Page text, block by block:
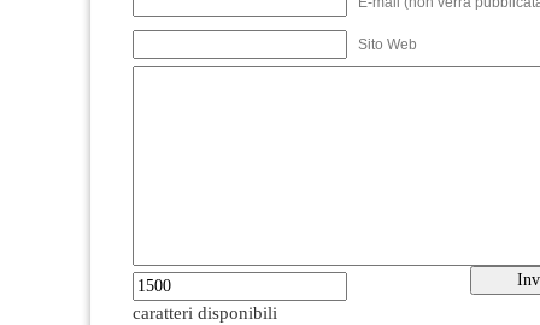
Sito Web
caratteri disponibili